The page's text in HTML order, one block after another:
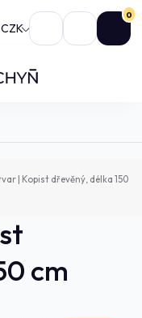
CZK
0
| Kopist dřevěný, délka 150
cm